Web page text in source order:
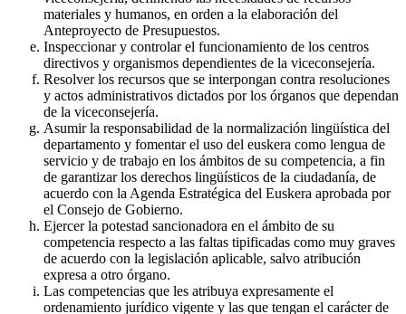
materiales y humanos, en orden a la elaboración del
Anteproyecto de Presupuestos.
Inspeccionar y controlar el funcionamiento de los centros
directivos y organismos dependientes de la viceconsejería.
Resolver los recursos que se interpongan contra resoluciones
y actos administrativos dictados por los órganos que dependan
de la viceconsejería.
Asumir la responsabilidad de la normalización lingüística del
departamento y fomentar el uso del euskera como lengua de
servicio y de trabajo en los ámbitos de su competencia, a fin
de garantizar los derechos lingüísticos de la ciudadanía, de
acuerdo con la Agenda Estratégica del Euskera aprobada por
el Consejo de Gobierno.
Ejercer la potestad sancionadora en el ámbito de su
competencia respecto a las faltas tipificadas como muy graves
de acuerdo con la legislación aplicable, salvo atribución
expresa a otro órgano.
Las competencias que les atribuya expresamente el
ordenamiento jurídico vigente y las que tengan el carácter de